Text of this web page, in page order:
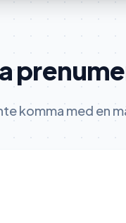
komma med en